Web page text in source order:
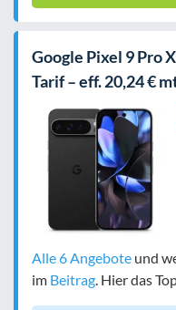
Google Pixel 9 Pro
Tarif – eff. 20,24 €
Alle 6 Angebote und
im Beitrag . Hier das